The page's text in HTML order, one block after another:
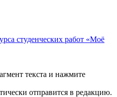
студенческих работ «Моё
текста и нажмите
отправится в редакцию.